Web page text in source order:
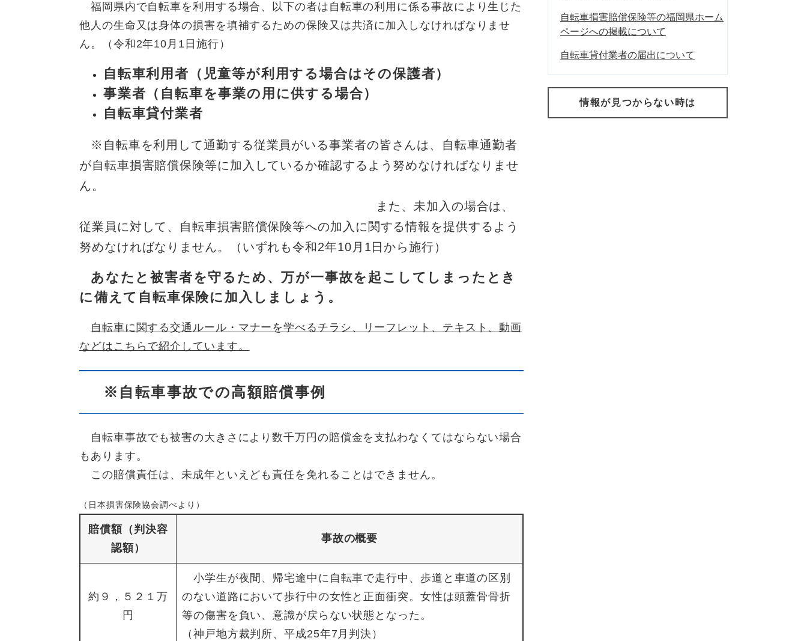
福岡県内で自転車を利用する場合、以下の者は自転車の利用に係る事故により生じた
他人の生命又は身体の損害を填補するための保険又は共済に加入しなければなりませ
ん。（令和2年10月1日施行）
自転車利用者（児童等が利用する場合はその保護者）
事業者（自転車を事業の用に供する場合）
自転車貸付業者
※自転車を利用して通勤する従業員がいる事業者の皆さんは、自転車通勤者
が自転車損害賠償保険等に加入しているか確認するよう努めなければなりませ
ん。
また、未加入の場合は、
従業員に対して、自転車損害賠償保険等への加入に関する情報を提供するよう
努めなければなりません。（いずれも令和2年10月1日から施行）
あなたと被害者を守るため、万が一事故を起こしてしまったとき
に備えて自転車保険に加入しましょう。
自転車に関する交通ルール・マナーを学べるチラシ、リーフレット、テキスト、動画
などはこちらで紹介しています。
※自転車事故での高額賠償事例
自転車事故でも被害の大きさにより数千万円の賠償金を支払わなくてはならない場合
もあります。
この賠償責任は、未成年といえども責任を免れることはできません。
（日本損害保険協会調べより）
賠償額（判決容
認額）
事故の概要
約９，５２１万
円
小学生が夜間、帰宅途中に自転車で走行中、歩道と車道の区別
のない道路において歩行中の女性と正面衝突。女性は頭蓋骨骨折
等の傷害を負い、意識が戻らない状態となった。
（神戸地方裁判所、平成25年7月判決）
自転車損害賠償保険等の福岡県ホーム
ページへの掲載について
自転車貸付業者の届出について
情報が見つからない時は